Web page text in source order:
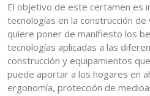
El objetivo de este certamen es
tecnologías en la construcción de
quiere poner de manifiesto los
tecnologías aplicadas a las
construcción y equipamientos
puede aportar a los hogares en
ergonomía, protección de